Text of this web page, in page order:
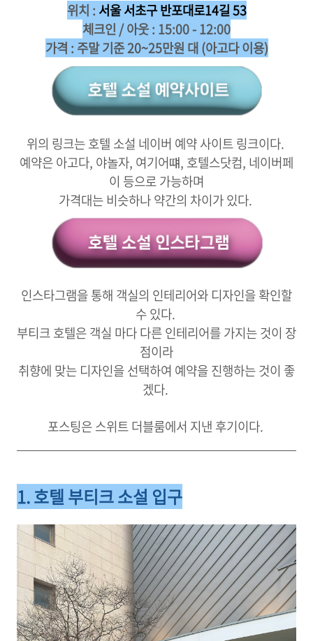
위치 : 서울 서초구 반포대로14길 53
체크인 / 아웃 : 15:00 - 12:00
가격 : 주말 기준 20~25만원 대 (아고다 이용)
위의 링크는 호텔 소설 네이버 예약 사이트 링크이다.
예약은 아고다, 야놀자, 여기어떄, 호텔스닷컴, 네이버페
이 등으로 가능하며
가격대는 비슷하나 약간의 차이가 있다.
인스타그램을 통해 객실의 인테리어와 디자인을 확인할
수 있다.
부티크 호텔은 객실 마다 다른 인테리어를 가지는 것이 장
점이라
취향에 맞는 디자인을 선택하여 예약을 진행하는 것이 좋
겠다.
포스팅은 스위트 더블룸에서 지낸 후기이다.
1. 호텔 부티크 소설 입구